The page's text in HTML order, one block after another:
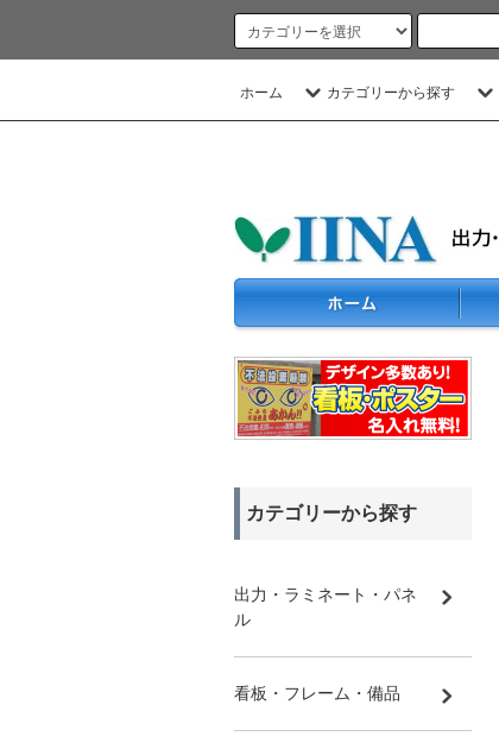
ホーム カテゴリーから探す
カテゴリーから探す
出力・ラミネート・パネ
ル
看板・フレーム・備品